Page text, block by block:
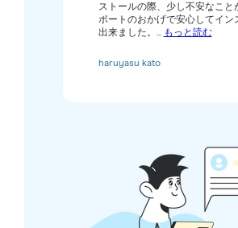
ストールの際、少し不安なこと
ポートのおかげで安心してイン
出来ました。... もっと読む
haruyasu kato